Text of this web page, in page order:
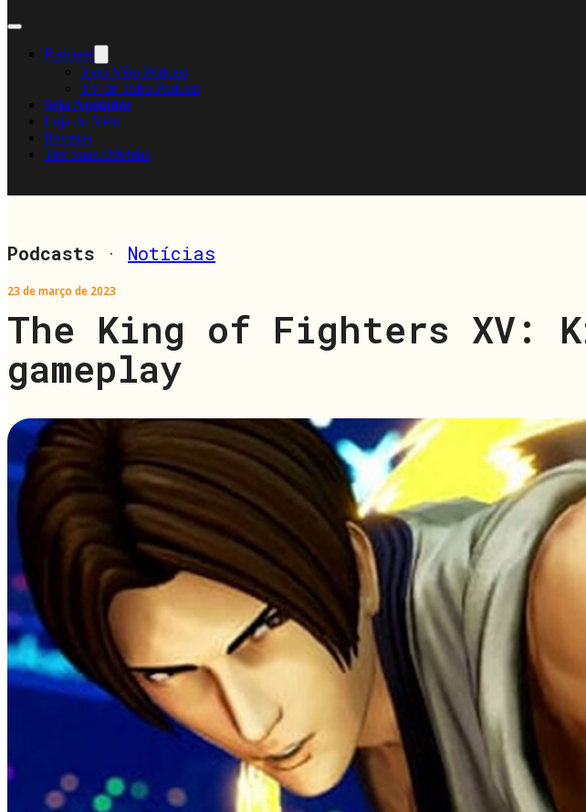
Podcasts
Jogo Véio Podcast
TV de Tubo Podcast
Seja Apoiador
Loja do Véio
Revistas
Tire Suas Dúvidas
Podcasts · Notícias
23 de março de 2023
The King of Fighters XV:
gameplay